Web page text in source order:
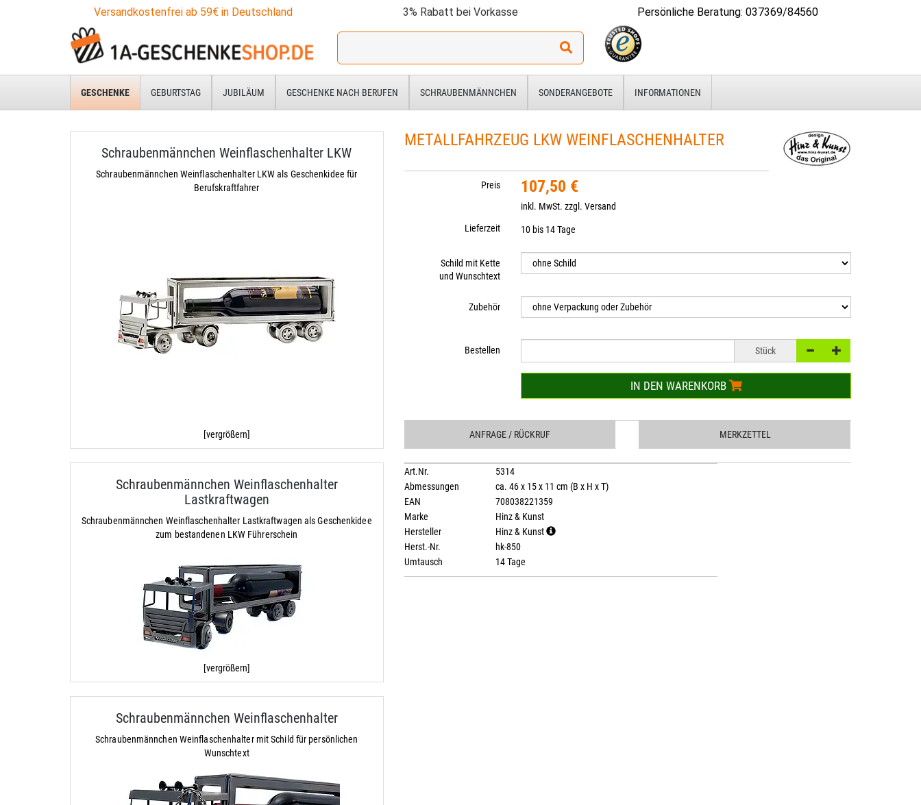
Versandkostenfrei ab 59€ in Deutschland 3% Rabatt bei Vorkasse Persönliche Beratung: 037369/84560
Ich
für:
GESCHENKE GEBURTSTAG JUBILÄUM GESCHENKE NACH BERUFEN SCHRAUBENMÄNNCHEN SONDERANGEBOTE INFORMATIONEN
Schraubenmännchen Weinflaschenhalter LKW
Schraubenmännchen Weinflaschenhalter LKW als Geschenkidee für
Berufskraftfahrer
[vergrößern]
Schraubenmännchen Weinflaschenhalter
Lastkraftwagen
Schraubenmännchen Weinflaschenhalter Lastkraftwagen als Geschenkidee
zum bestandenen LKW Führerschein
[vergrößern]
Schraubenmännchen Weinflaschenhalter
Schraubenmännchen Weinflaschenhalter mit Schild für persönlichen
Wunschtext
METALLFAHRZEUG LKW WEINFLASCHENHALTER
Preis 107,50 €
inkl. MwSt. zzgl.Versand
Lieferzeit
10 bis 14 Tage
Schild mit Kette
und Wunschtext
Zubehör
Bestellen Stück
IN DEN WARENKORB
ANFRAGE / RÜCKRUF MERKZETTEL
Art.Nr.
5314
Abmessungen
ca. 46 x 15 x 11 cm (B x H x T)
EAN
708038221359
Marke
Hinz & Kunst
Hersteller
Hinz & Kunst
Herst.-Nr.
hk-850
Umtausch
14 Tage